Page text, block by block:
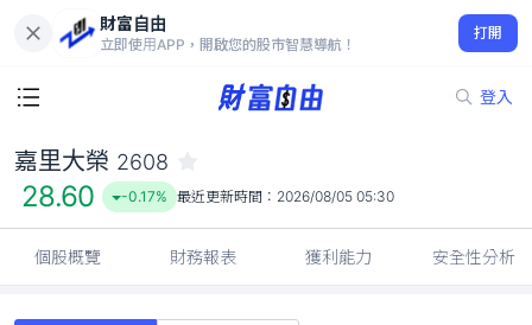
財富自由
立即使用APP，開啟您的股市智慧導航！
打開
登入
28.60
-0.17%
嘉里大榮 2608
28.60 -0.17% 最近更新時間： 2026/08/05 05:30
個股概覽 財務報表 獲利能力 安全性分析